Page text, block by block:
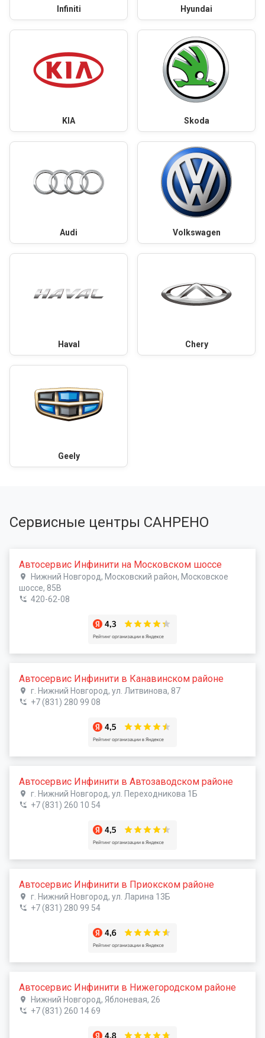
Infiniti Hyundai
KIA Skoda
Audi Volkswagen
Haval Chery
Geely
Сервисные центры САНРЕНО
Автосервис Инфинити на Московском шоссе
Нижний Новгород, Московский район, Московское
шоссе, 85В
420-62-08
Автосервис Инфинити в Канавинском районе
г. Нижний Новгород, ул. Литвинова, 87
+7 (831) 280 99 08
Автосервис Инфинити в Автозаводском районе
г. Нижний Новгород, ул. Переходникова 1Б
+7 (831) 260 10 54
Автосервис Инфинити в Приокском районе
г. Нижний Новгород, ул. Ларина 13Б
+7 (831) 280 99 54
Автосервис Инфинити в Нижегородском районе
Нижний Новгород, Яблоневая, 26
+7 (831) 260 14 69